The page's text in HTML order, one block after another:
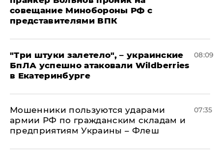
совещание Минобороны РФ с
представителями ВПК
"Три штуки залетело", – украинские
БпЛА успешно атаковали Wildberries
в Екатеринбурге
08:09
Мошенники пользуются ударами
армии РФ по гражданским складам и
предприятиям Украины – Флеш
07:35